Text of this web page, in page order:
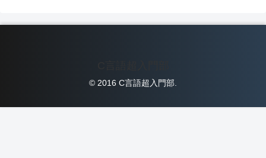
© 2016 C言語超入門部.